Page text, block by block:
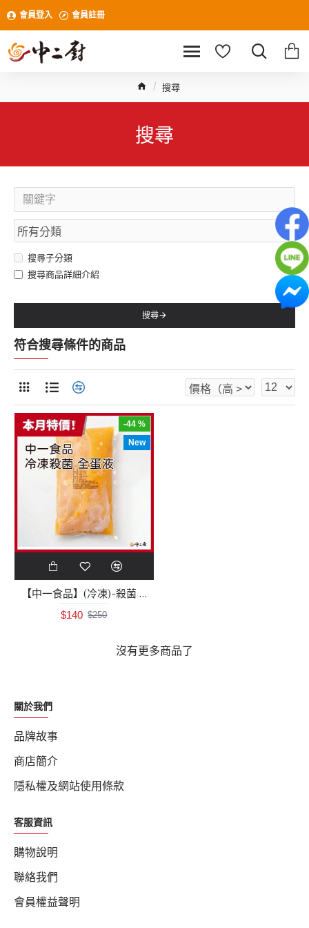
會員登入 會員註冊
搜尋
搜尋
搜尋子分類
搜尋商品詳細介紹
搜尋
符合搜尋條件的商品
New
-44 %
【中一食品】(冷凍)-殺菌 全蛋液1kg/包
$140 $250
沒有更多商品了
關於我們
品牌故事
商店簡介
隱私權及網站使用條款
客服資訊
購物說明
聯絡我們
會員權益聲明